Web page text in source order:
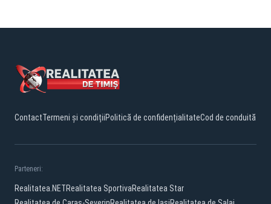
ContactTermeni și condițiiPolitică de confidențialitateCod de conduită
Parteneri:
Realitatea.NETRealitatea SportivaRealitatea Star